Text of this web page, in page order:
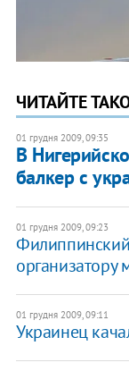
ЧИТАЙТЕ
01 грудня 2009, 09:35
В
балкер с
01 грудня 2009, 09:23
организатору
01 грудня 2009, 09:11
Украинец